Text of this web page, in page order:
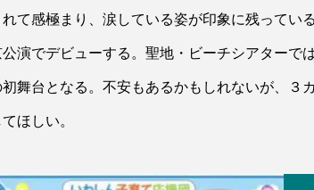
れて感極まり、涙している姿が印象に残って
演でデビューする。聖地・ビーチシアターで
初舞台となる。不安もあるかもしれないが、３
ほしい。